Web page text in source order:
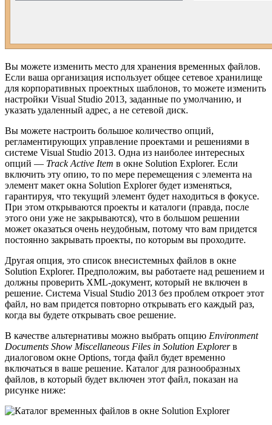
Вы можете изменить место для хранения временных файлов.
Если ваша организация использует общее сетевое хранилище
для корпоративных проектных шаблонов, то можете изменить
настройки Visual Studio 2013, заданные по умолчанию, и
указать удаленный адрес, а не сетевой диск.
Вы можете настроить большое количество опций,
регламентирующих управление проектами и решениями в
системе Visual Studio 2013. Одна из наиболее интересных
опций — Track Active Item в окне Solution Explorer. Если
включить эту опию, то по мере перемещения с элемента на
элемент макет окна Solution Explorer будет изменяться,
гарантируя, что текущий элемент будет находиться в фокусе.
При этом открываются проекты и каталоги (правда, после
этого они уже не закрываются), что в большом решении
может оказаться очень неудобным, потому что вам придется
постоянно закрывать проекты, по которым вы проходите.
Другая опция, это список внесистемных файлов в окне
Solution Explorer. Предположим, вы работаете над решением и
должны проверить XML-документ, который не включен в
решение. Система Visual Studio 2013 без проблем откроет этот
файл, но вам придется повторно открывать его каждый раз,
когда вы будете открывать свое решение.
В качестве альтернативы можно выбрать опцию Environment
Documents Show Miscellaneous Files in Solution Explorerв
диалоговом окне Options, тогда файл будет временно
включаться в ваше решение. Каталог для разнообразных
файлов, в который будет включен этот файл, показан на
рисунке ниже: